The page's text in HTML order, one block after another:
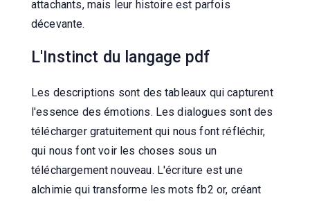
attachants, mais leur histoire est parfois
décevante.
L'Instinct du langage pdf
Les descriptions sont des tableaux qui capturent
l'essence des émotions. Les dialogues sont des
télécharger gratuitement qui nous font réfléchir,
qui nous font voir les choses sous un
téléchargement nouveau. L'écriture est une
alchimie qui transforme les mots fb2 or, créant